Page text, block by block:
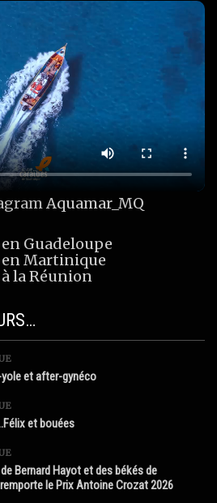
Aquamar_MQ
Guadeloupe
Martinique
la Réunion
et after-gynéco
et bouées
Bernard Hayot et des békés de
le Prix Antoine Crozat 2026